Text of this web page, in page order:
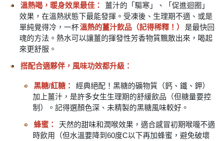
溫熱喝，暖身效果最佳：
薑汁的「驅寒」、「促進迴圈」
效果，在溫熱狀態下最能發揮。受凍後、生理期不適、或是
單純覺得冷，一杯溫熱的薑汁飲品（記得稀釋！）
是最快回
魂的方法。熱水可以讓薑的揮發性芳香物質飄散出來，喝起
來更舒服。
搭配合適夥伴，風味功效都升級：
黑糖/紅糖：
經典絕配！黑糖的礦物質（鈣、鐵、鉀）
加上薑汁，是許多女生生理期的舒緩飲品（但糖量要控
制）。記得選顏色深、未精製的黑糖風味較好。
蜂蜜：
天然的甜味和潤喉效果，適合感冒初期喉嚨不適
時飲用（但水溫要降到60度C以下再加蜂蜜，避免破壞